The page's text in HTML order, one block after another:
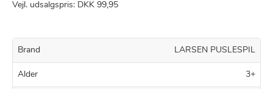
Vejl. udsalgspris: DKK 99,95
Brand LARSEN PUSLESPIL
Alder 3+